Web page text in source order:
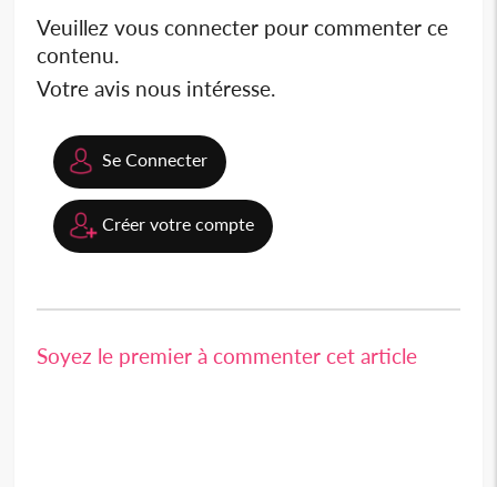
Veuillez vous connecter pour commenter ce
contenu.
Votre avis nous intéresse.
Se Connecter
Créer votre compte
Soyez le premier à commenter cet article